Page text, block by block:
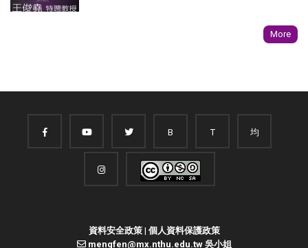
More
B T 均
資料安全政策| 個人資料保護政策
mengfen@mx.nthu.edu.tw 吳小姐